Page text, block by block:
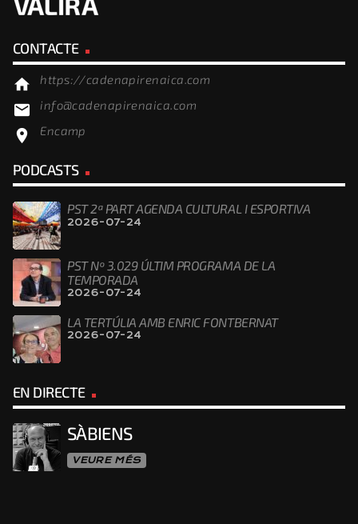
CONTACTE
home https://cadenapirenaica.com
email info@cadenapirenaica.com
location_on Encamp
PODCASTS
PST 2ª PART AGENDA CULTURAL I ESPORTIVA
2026-07-24
PST Nº 3.029 ÚLTIM PROGRAMA DE LA
TEMPORADA
2026-07-24
LA TERTÚLIA AMB ENRIC FONTBERNAT
2026-07-24
EN DIRECTE
SÀBIENS
VEURE MÉS